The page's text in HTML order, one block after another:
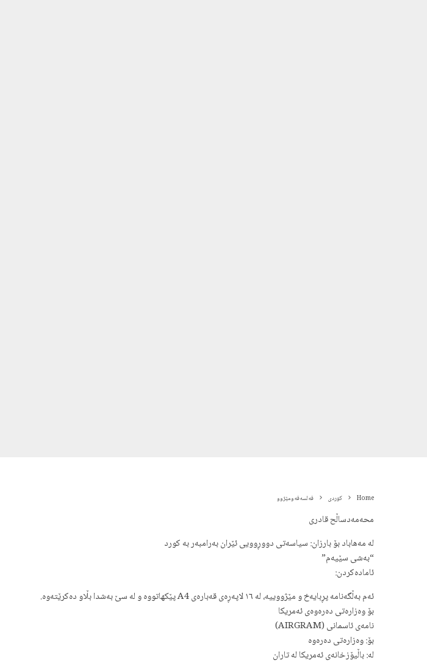
Home کوردی فه‌لسه‌فەومێژوو
محەمەدساڵح قادری
له مەهاباد بۆ بارزان: سیاسەتی دووڕوویی ئێران بەرامبەر بە کورد
“بەشی سێیەم”
ئامادەکردن:
ئەم بەڵگەنامە پڕبایەخ و مێژووییە، لە ١٦ لاپەڕەی قەبارەی A4 پێکهاتووە و لە سێ بەشدا بڵاو دەکرێتەوە.
بۆ وەزارەتی دەرەوەی ئەمریکا
نامەی ئاسمانی (AIRGRAM)
بۆ: وەزارەتی دەرەوە
لە: باڵیۆزخانەی ئەمریکا لە تاران